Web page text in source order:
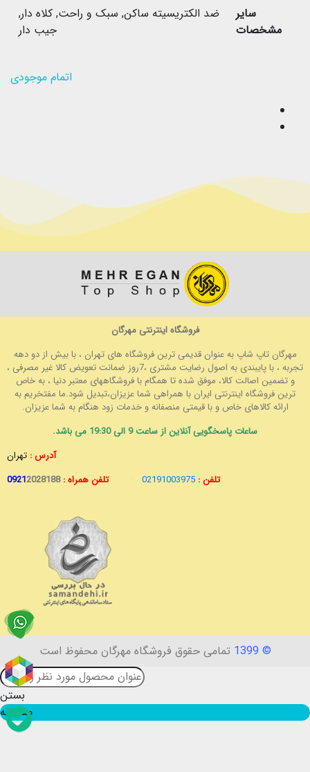
سایر
مشخصات
ضد الکتریسیته ساکن, سبک و راحت, کلاه دار,
جیب دار
اتمام موجودی
فروشگاه اینترنتی مهرگان
مهرگان تاپ شاپ به عنوان قدیمی ترین فروشگاه های تهران ، با بیش از دو دهه
تجربه ، با پایبندی به اصول رضایت مشتری ،7روز ضمانت تعویض کالا غیر مصرفی ،
و تضمین اصالت کالا، موفق شده تا همگام با فروشگاههای معتبر دنیا ، به خاص
ترین فروشگاه اینترنتی ایران با همراهی شما عزیزان،تبدیل شود.ما مفتخریم به
ارائه کالاهای خاص و با قیمتی منصفانه و خدمات زود هنگام به شما عزیزان.
ساعات پاسخگویی آنلاین از ساعت 9 الی 19:30 می باشد.
آدرس : تهران
تلفن : 02191003975 تلفن همراه : 09212028188
© 1399 تمامی حقوق فروشگاه مهرگان محفوظ است
بستن
مقایسه